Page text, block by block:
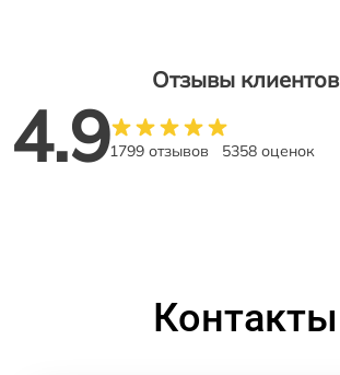
Отзывы клиентов
4.91799 отзывов 5358 оценок
Контакты